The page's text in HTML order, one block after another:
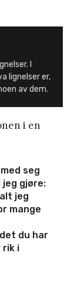
I
lignelser er,
av dem.
i en
seg
gjøre:
jeg
mange
du har
rik i